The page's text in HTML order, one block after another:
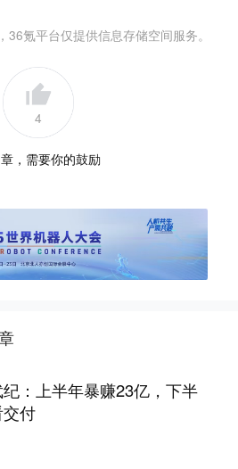
氪平台仅提供信息存储空间服务。
4
，需要你的鼓励
：上半年暴赚23亿，下半
付